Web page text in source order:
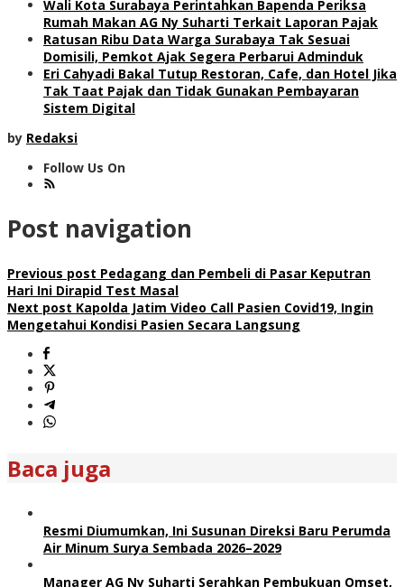
Wali Kota Surabaya Perintahkan Bapenda Periksa
Rumah Makan AG Ny Suharti Terkait Laporan Pajak
Ratusan Ribu Data Warga Surabaya Tak Sesuai
Domisili, Pemkot Ajak Segera Perbarui Adminduk
Eri Cahyadi Bakal Tutup Restoran, Cafe, dan Hotel Jika
Tak Taat Pajak dan Tidak Gunakan Pembayaran
Sistem Digital
by Redaksi
Follow Us On
Post navigation
Previous post Pedagang dan Pembeli di Pasar Keputran
Hari Ini Dirapid Test Masal
Next post Kapolda Jatim Video Call Pasien Covid19, Ingin
Mengetahui Kondisi Pasien Secara Langsung
Baca juga
Resmi Diumumkan, Ini Susunan Direksi Baru Perumda
Air Minum Surya Sembada 2026–2029
Manager AG Ny Suharti Serahkan Pembukuan Omset,